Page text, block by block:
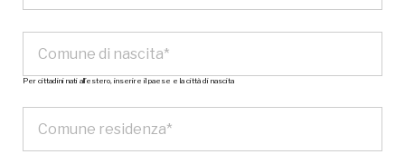
Per cittadini nati all’estero, inserire il paese e la città di nascita